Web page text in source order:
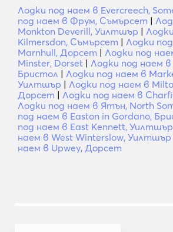
Лодки под наем в Evercreech,
под наем в Фрум, Съмърсет |
Monkton Deverill, Уилтшър |
Kilmersdon, Съмърсет | Лодки
Marnhull, Дорсет | Лодки под
Minster, Dorset | Лодки под наем
Бристол | Лодки под наем в
Уилтшър | Лодки под наем в
Дорсет | Лодки под наем в
Лодки под наем в Ятън, North
под наем в Easton in Gordano,
под наем в East Kennett, Уилтшър
наем в West Winterslow, Уилтшър
наем в Upwey, Дорсет